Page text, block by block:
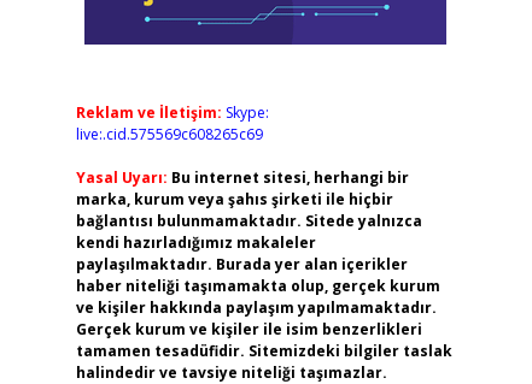
Reklam ve İletişim: Skype:
live:.cid.575569c608265c69
Yasal Uyarı: Bu internet sitesi, herhangi bir
marka, kurum veya şahıs şirketi ile hiçbir
bağlantısı bulunmamaktadır. Sitede yalnızca
kendi hazırladığımız makaleler
paylaşılmaktadır. Burada yer alan içerikler
haber niteliği taşımamakta olup, gerçek kurum
ve kişiler hakkında paylaşım yapılmamaktadır.
Gerçek kurum ve kişiler ile isim benzerlikleri
tamamen tesadüfidir. Sitemizdeki bilgiler taslak
halindedir ve tavsiye niteliği taşımazlar.